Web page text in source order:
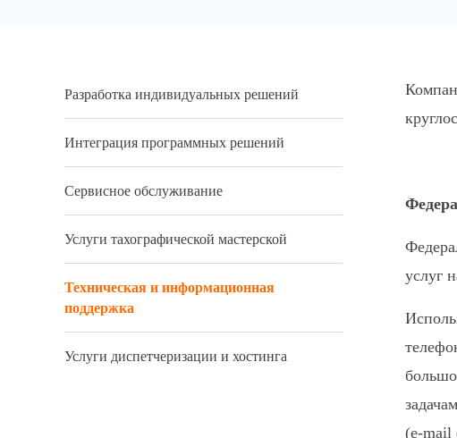
Разработка индивидуальных решений
Интеграция программных решений
Сервисное обслуживание
Услуги тахографической мастерской
Техническая и информационная
поддержка
Услуги диспетчеризации и хостинга
услуг
(e-mail